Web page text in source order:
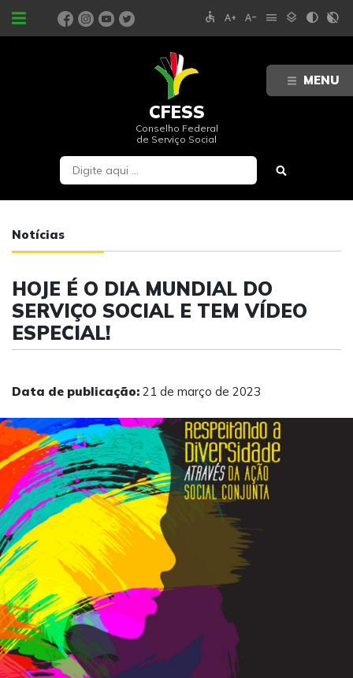
MENU
PORTAIS accessible text_increase text_decrease menu layers contrast contrast_rtl_off
CFESS
Conselho Federal
de Serviço Social
Notícias
HOJE É O DIA MUNDIAL DO
SERVIÇO SOCIAL E TEM VÍDEO
ESPECIAL!
Data de publicação: 21 de março de 2023